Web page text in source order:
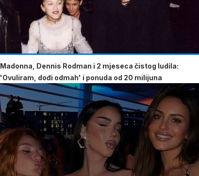
Madonna, Dennis Rodman i 2 mjeseca čistog ludila:
'Ovuliram, dođi odmah' i ponuda od 20 milijuna